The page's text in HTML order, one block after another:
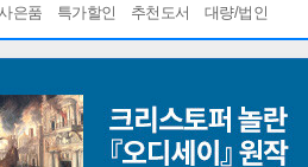
은품 특가할인 추천도서 대량/법인